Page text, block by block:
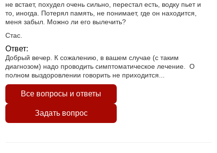
не встает, похудел очень сильно, перестал есть, водку пьет и
то, иногда. Потерял память, не понимает, где он находится,
меня забыл. Можно ли его вылечить?
Стас.
Ответ:
Добрый вечер. К сожалению, в вашем случае (с таким
диагнозом) надо проводить симптоматическое лечение. О
полном выздоровлении говорить не приходится...
Все вопросы и ответы
Задать вопрос